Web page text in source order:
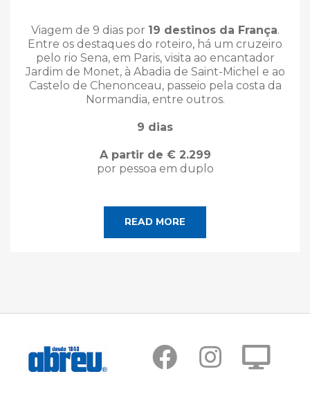
Viagem de 9 dias por 19 destinos da França.
Entre os destaques do roteiro, há um cruzeiro
pelo rio Sena, em Paris, visita ao encantador
Jardim de Monet, à Abadia de Saint-Michel e ao
Castelo de Chenonceau, passeio pela costa da
Normandia, entre outros.
9 dias
A partir de € 2.299
por pessoa em duplo
READ MORE